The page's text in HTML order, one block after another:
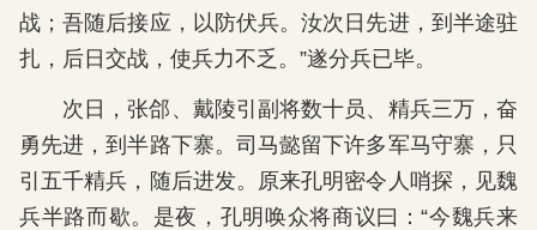
战；吾随后接应，以防伏兵。汝次日先进，到半途驻
扎，后日交战，使兵力不乏。”遂分兵已毕。
次日，张郃、戴陵引副将数十员、精兵三万，奋
勇先进，到半路下寨。司马懿留下许多军马守寨，只
引五千精兵，随后进发。原来孔明密令人哨探，见魏
兵半路而歇。是夜，孔明唤众将商议曰：“今魏兵来